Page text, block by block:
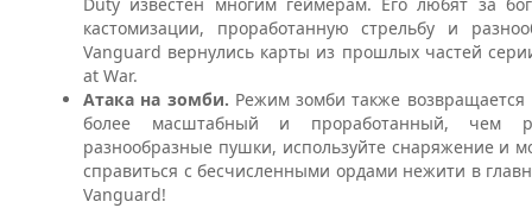
кастомизации, проработанную стрельбу и
Vanguard вернулись карты из прошлых частей
at War.
Атака на зомби. Режим зомби также
более масштабный и проработанный, чем
разнообразные пушки, используйте снаряжение и
справиться с бесчисленными ордами нежити в
Vanguard!